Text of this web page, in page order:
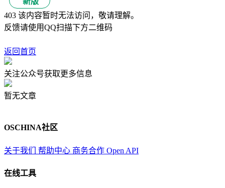
403 该内容暂时无法访问，敬请理解。
反馈请使用QQ扫描下方二维码
返回首页
关注公众号获取更多信息
暂无文章
OSCHINA社区
关于我们 帮助中心 商务合作 Open API
在线工具